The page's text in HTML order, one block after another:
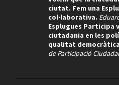
ciutat. Fem una
col·laborativa.
Esplugues Participa
ciutadania en les
qualitat
de Participació